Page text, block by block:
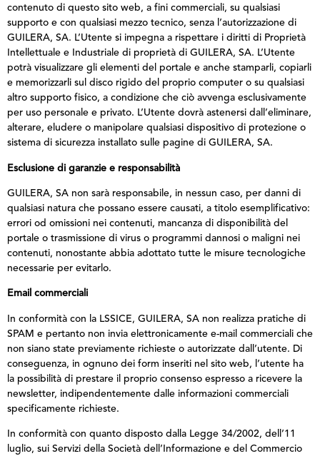
contenuto di questo sito web, a fini commerciali, su qualsiasi
supporto e con qualsiasi mezzo tecnico, senza l’autorizzazione di
GUILERA, SA. L’Utente si impegna a rispettare i diritti di Proprietà
Intellettuale e Industriale di proprietà di GUILERA, SA. L’Utente
potrà visualizzare gli elementi del portale e anche stamparli, copiarli
e memorizzarli sul disco rigido del proprio computer o su qualsiasi
altro supporto fisico, a condizione che ciò avvenga esclusivamente
per uso personale e privato. L’Utente dovrà astenersi dall’eliminare,
alterare, eludere o manipolare qualsiasi dispositivo di protezione o
sistema di sicurezza installato sulle pagine di GUILERA, SA.
Esclusione di garanzie e responsabilità
GUILERA, SA non sarà responsabile, in nessun caso, per danni di
qualsiasi natura che possano essere causati, a titolo esemplificativo:
errori od omissioni nei contenuti, mancanza di disponibilità del
portale o trasmissione di virus o programmi dannosi o maligni nei
contenuti, nonostante abbia adottato tutte le misure tecnologiche
necessarie per evitarlo.
Email commerciali
In conformità con la LSSICE, GUILERA, SA non realizza pratiche di
SPAM e pertanto non invia elettronicamente e-mail commerciali che
non siano state previamente richieste o autorizzate dall’utente. Di
conseguenza, in ognuno dei form inseriti nel sito web, l’utente ha
la possibilità di prestare il proprio consenso espresso a ricevere la
newsletter, indipendentemente dalle informazioni commerciali
specificamente richieste.
In conformità con quanto disposto dalla Legge 34/2002, dell’11
luglio, sui Servizi della Società dell’Informazione e del Commercio